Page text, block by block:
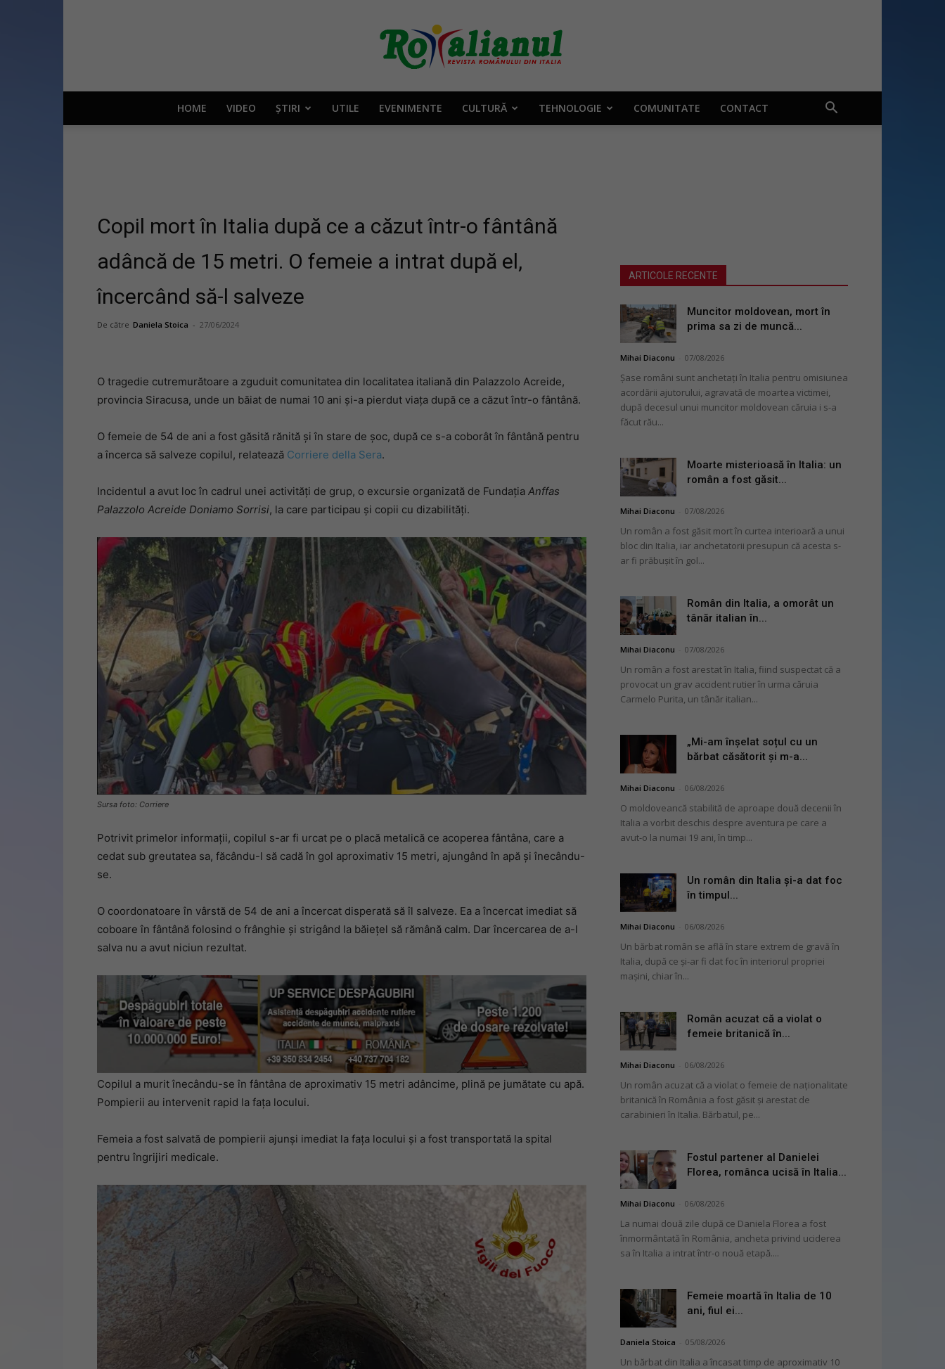
Rotalianul
românului
din
Italia
HOME VIDEO ȘTIRI UTILE EVENIMENTE CULTURĂ TEHNOLOGIE COMUNITATE CONTACT
Copil mort în Italia după ce a căzut într-o fântână
adâncă de 15 metri. O femeie a intrat după el,
încercând să-l salveze
De către Daniela Stoica - 27/06/2024
O tragedie cutremurătoare a zguduit comunitatea din localitatea italiană din Palazzolo Acreide,
provincia Siracusa, unde un băiat de numai 10 ani și-a pierdut viața după ce a căzut într-o fântână.
O femeie de 54 de ani a fost găsită rănită și în stare de șoc, după ce s-a coborât în ​​fântână pentru
a încerca să salveze copilul, relatează Corriere della Sera.
Incidentul a avut loc în cadrul unei activități de grup, o excursie organizată de Fundația Anffas
Palazzolo Acreide Doniamo Sorrisi, la care participau și copii cu dizabilități.
Sursa foto: Corriere
Potrivit primelor informații, copilul s-ar fi urcat pe o placă metalică ce acoperea fântâna, care a
cedat sub greutatea sa, făcându-l să cadă în gol aproximativ 15 metri, ajungând în apă și înecându-
se.
O coordonatoare în vârstă de 54 de ani a încercat disperată să îl salveze. Ea a încercat imediat să
coboare în fântână folosind o frânghie și strigând la băiețel să rămână calm. Dar încercarea de a-l
salva nu a avut niciun rezultat.
Copilul a murit înecându-se în fântâna de aproximativ 15 metri adâncime, plină pe jumătate cu apă.
Pompierii au intervenit rapid la fața locului.
Femeia a fost salvată de pompierii ajunși imediat la fața locului și a fost transportată la spital
pentru îngrijiri medicale.
ARTICOLE RECENTE
Muncitor moldovean, mort în
prima sa zi de muncă...
Mihai Diaconu 07/08/2026
Șase români sunt anchetați în Italia pentru omisiunea
acordării ajutorului, agravată de moartea victimei,
după decesul unui muncitor moldovean căruia i s-a
făcut rău...
Moarte misterioasă în Italia: un
român a fost găsit...
Mihai Diaconu 07/08/2026
Un român a fost găsit mort în curtea interioară a unui
bloc din Italia, iar anchetatorii presupun că acesta s-
ar fi prăbușit în gol...
Român din Italia, a omorât un
tânăr italian în...
Mihai Diaconu 07/08/2026
Un român a fost arestat în Italia, fiind suspectat că a
provocat un grav accident rutier în urma căruia
Carmelo Purita, un tânăr italian...
„Mi-am înșelat soțul cu un
bărbat căsătorit și m-a...
Mihai Diaconu 06/08/2026
O moldoveancă stabilită de aproape două decenii în
Italia a vorbit deschis despre aventura pe care a
avut-o la numai 19 ani, în timp...
Un român din Italia și-a dat foc
în timpul...
Mihai Diaconu 06/08/2026
Un bărbat român se află în stare extrem de gravă în
Italia, după ce și-ar fi dat foc în interiorul propriei
mașini, chiar în...
Român acuzat că a violat o
femeie britanică în...
Mihai Diaconu 06/08/2026
Un român acuzat că a violat o femeie de naționalitate
britanică în România a fost găsit și arestat de
carabinieri în Italia. Bărbatul, pe...
Fostul partener al Danielei
Florea, românca ucisă în Italia...
Mihai Diaconu 06/08/2026
La numai două zile după ce Daniela Florea a fost
înmormântată în România, ancheta privind uciderea
sa în Italia a intrat într-o nouă etapă....
Femeie moartă în Italia de 10
ani, fiul ei...
Daniela Stoica 05/08/2026
Un bărbat din Italia a încasat timp de aproximativ 10